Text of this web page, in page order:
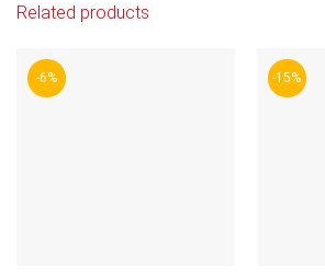
Related products
-6% -15%